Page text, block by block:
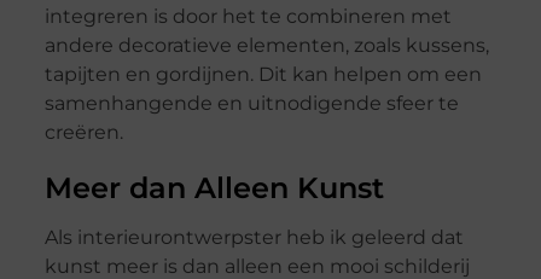
integreren is door het te combineren met
andere decoratieve elementen, zoals kussens,
tapijten en gordijnen. Dit kan helpen om een
samenhangende en uitnodigende sfeer te
creëren.
Meer dan Alleen Kunst
Als interieurontwerpster heb ik geleerd dat
kunst meer is dan alleen een mooi schilderij